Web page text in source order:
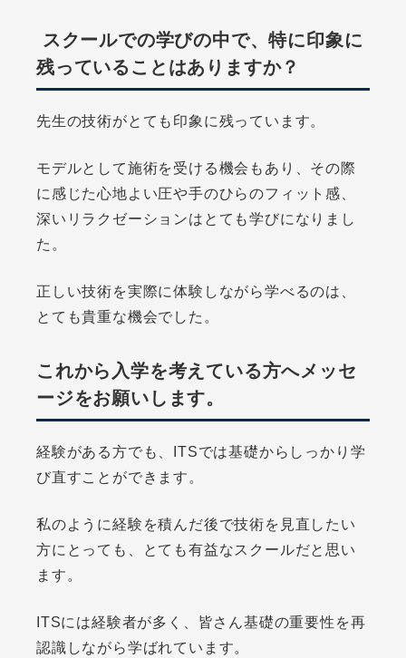
スクールでの学びの中で、特に印象に
残っていることはありますか？
先生の技術がとても印象に残っています。
モデルとして施術を受ける機会もあり、その際
に感じた心地よい圧や手のひらのフィット感、
深いリラクゼーションはとても学びになりまし
た。
正しい技術を実際に体験しながら学べるのは、
とても貴重な機会でした。
これから入学を考えている方へメッセ
ージをお願いします。
経験がある方でも、ITSでは基礎からしっかり学
び直すことができます。
私のように経験を積んだ後で技術を見直したい
方にとっても、とても有益なスクールだと思い
ます。
ITSには経験者が多く、皆さん基礎の重要性を再
認識しながら学ばれています。